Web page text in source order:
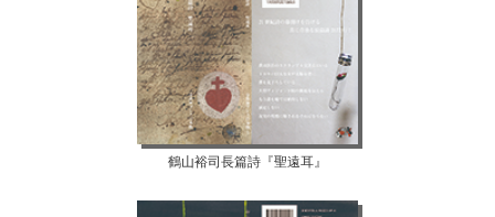
鶴山裕司長篇詩『聖遠耳』